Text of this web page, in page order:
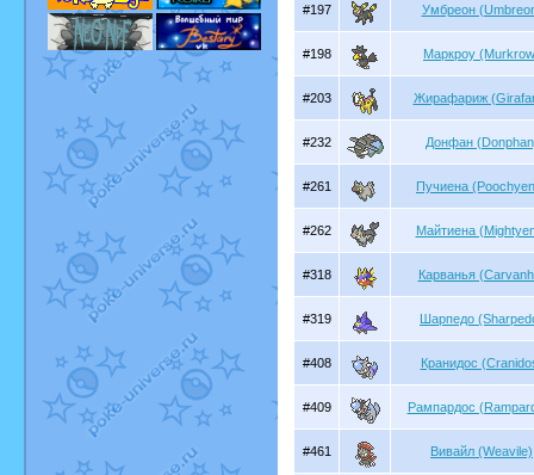
#197 Умбреон
#198 Маркроу
#203 Жирафариж
#232 Донфан
#261 Пучиена
#262 Майтиена
#318 Карванья
#319 Шарпедо
#408 Кранидос
#409 Рампардос
#461 Вивайл (Weavile)